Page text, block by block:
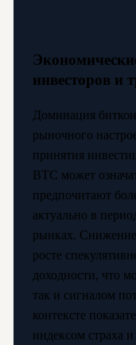
инвесторов и
Доминация
рыночного
принятия
BTC может
предпочитают
актуально в
рынках.
росте
доходности, что
так и сигналом
контексте
индексом страха